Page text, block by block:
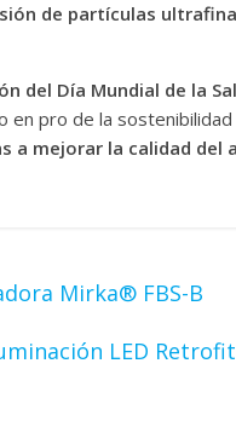
de partículas
del Día Mundial de la
pro de la
a mejorar la calidad del
Mirka® FBS-B
LED